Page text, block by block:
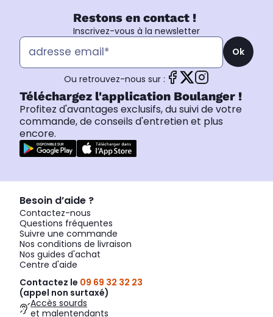
Restons en contact !
Inscrivez-vous à la newsletter
Ok
Ou retrouvez-nous sur :
Téléchargez l'application Boulanger !
Profitez d'avantages exclusifs, du suivi de votre
commande, de conseils d'entretien et plus
encore.
Besoin d’aide ?
Contactez-nous
Questions fréquentes
Suivre une commande
Nos conditions de livraison
Nos guides d'achat
Centre d'aide
Contactez le 09 69 32 32 23
(appel non surtaxé)
Accès sourds
et malentendants